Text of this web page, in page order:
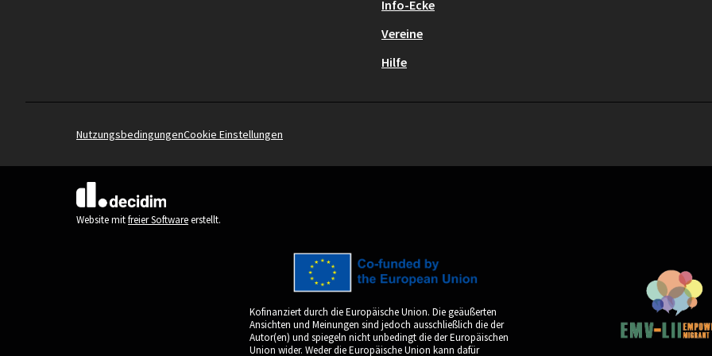
Info-Ecke
Vereine
Hilfe
NutzungsbedingungenCookie Einstellungen
(Externer Link)
Website mitfreier Softwareerstellt.
Kofinanziert durch die Europäische Union. Die geäußerten
Ansichten und Meinungen sind jedoch ausschließlich die der
Autor(en) und spiegeln nicht unbedingt die der Europäischen
Union wider. Weder die Europäische Union kann dafür